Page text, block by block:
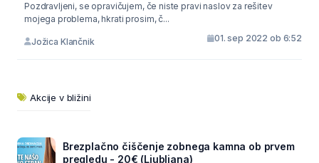
Pozdravljeni, se opravičujem, če niste pravi naslov za rešitev
mojega problema, hkrati prosim, č...
Jožica Klančnik 01. sep 2022 ob 6:52
Akcije v bližini
Brezplačno čiščenje zobnega kamna ob prvem
pregledu - 20€ (Ljubljana)